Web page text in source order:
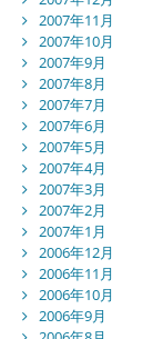
2007年11月
2007年10月
2007年9月
2007年8月
2007年7月
2007年6月
2007年5月
2007年4月
2007年3月
2007年2月
2007年1月
2006年12月
2006年11月
2006年10月
2006年9月